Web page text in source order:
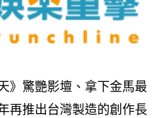
》驚艷影壇、拿下金馬最
再推出台灣製造的創作長